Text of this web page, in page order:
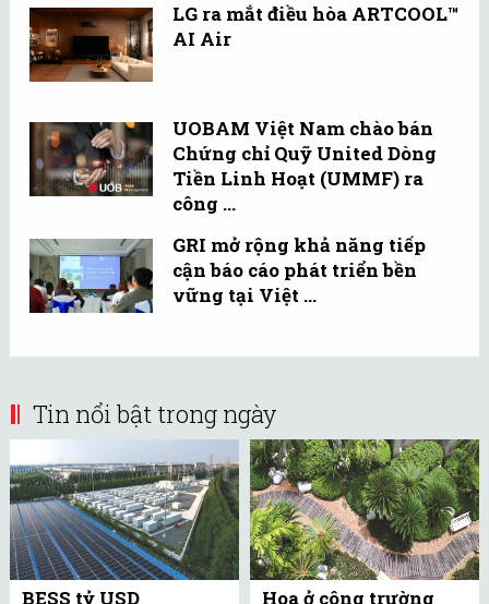
LG ra mắt điều hòa ARTCOOL™
AI Air
UOBAM Việt Nam chào bán
Chứng chỉ Quỹ United Dòng
Tiền Linh Hoạt (UMMF) ra
công ...
GRI mở rộng khả năng tiếp
cận báo cáo phát triển bền
vững tại Việt ...
Tin nổi bật trong ngày
BESS tỷ USD Hoa ở công trường